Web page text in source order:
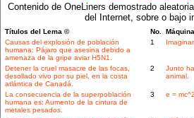
Contenido de OneLiners demostrado
del Internet, sobre o bajo
Títulos del Lema © No.
Causas del explosión de población
humana: Pájaro que asesina debido a
amenaza de la gripe aviar H5N1.
1
Detener la cruel masacre de las focas,
desollado vivo por su piel, en la costa
atlántica de Canadá.
2
Junto
animal.
La consecuencia de la superpoblación
humana es: Aumento de la cintura de
metales pesados.
3 e =